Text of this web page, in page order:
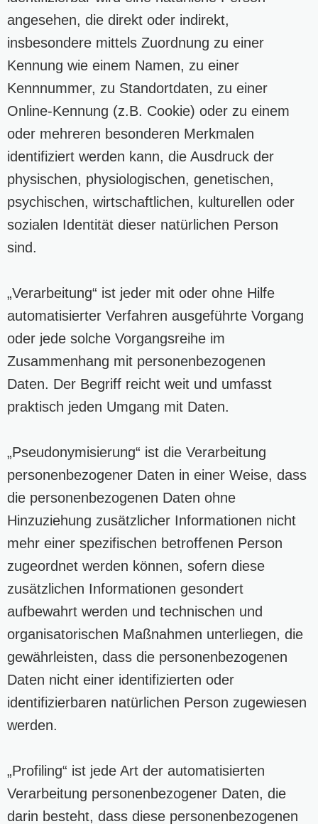
angesehen, die direkt oder indirekt,
insbesondere mittels Zuordnung zu einer
Kennung wie einem Namen, zu einer
Kennnummer, zu Standortdaten, zu einer
Online-Kennung (z.B. Cookie) oder zu einem
oder mehreren besonderen Merkmalen
identifiziert werden kann, die Ausdruck der
physischen, physiologischen, genetischen,
psychischen, wirtschaftlichen, kulturellen oder
sozialen Identität dieser natürlichen Person
sind.
„Verarbeitung“ ist jeder mit oder ohne Hilfe
automatisierter Verfahren ausgeführte Vorgang
oder jede solche Vorgangsreihe im
Zusammenhang mit personenbezogenen
Daten. Der Begriff reicht weit und umfasst
praktisch jeden Umgang mit Daten.
„Pseudonymisierung“ ist die Verarbeitung
personenbezogener Daten in einer Weise, dass
die personenbezogenen Daten ohne
Hinzuziehung zusätzlicher Informationen nicht
mehr einer spezifischen betroffenen Person
zugeordnet werden können, sofern diese
zusätzlichen Informationen gesondert
aufbewahrt werden und technischen und
organisatorischen Maßnahmen unterliegen, die
gewährleisten, dass die personenbezogenen
Daten nicht einer identifizierten oder
identifizierbaren natürlichen Person zugewiesen
werden.
„Profiling“ ist jede Art der automatisierten
Verarbeitung personenbezogener Daten, die
darin besteht, dass diese personenbezogenen